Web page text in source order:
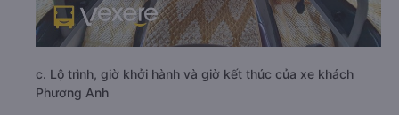
c. Lộ trình, giờ khởi hành và giờ kết thúc của xe khách
Phương Anh